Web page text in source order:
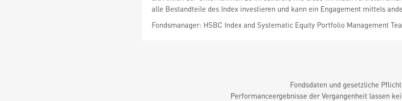
alle Bestandteile des Index investieren und kann ein Engagement mittels
Fondsmanager: HSBC Index and Systematic Equity Portfolio Management
Fondsdaten und gesetzliche
Performanceergebnisse der Vergangenheit lassen